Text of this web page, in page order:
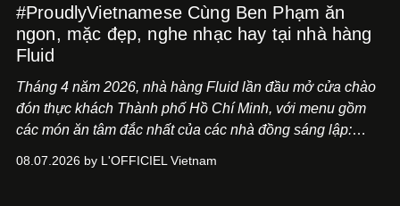
#ProudlyVietnamese Cùng Ben Phạm ăn
ngon, mặc đẹp, nghe nhạc hay tại nhà hàng
Fluid
Tháng 4 năm 2026, nhà hàng Fluid lần đầu mở cửa chào
đón thực khách Thành phố Hồ Chí Minh, với menu gồm
các món ăn tâm đắc nhất của các nhà đồng sáng lập:
món ăn đa dạng từ Á đến Âu nhanh chóng được yêu thích
08.07.2026 by L'OFFICIEL Vietnam